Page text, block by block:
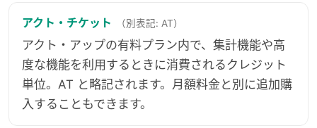
アクト・チケット （別表記: AT）
アクト・アップの有料プラン内で、集計機能や高
度な機能を利用するときに消費されるクレジット
単位。AT と略記されます。月額料金と別に追加購
入することもできます。